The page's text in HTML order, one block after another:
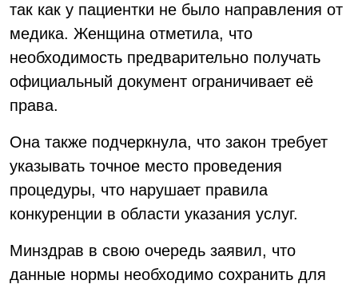
так как у пациентки не было направления от
медика. Женщина отметила, что
необходимость предварительно получать
официальный документ ограничивает её
права.
Она также подчеркнула, что закон требует
указывать точное место проведения
процедуры, что нарушает правила
конкуренции в области указания услуг.
Минздрав в свою очередь заявил, что
данные нормы необходимо сохранить для